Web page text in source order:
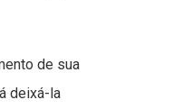
de sua
deixá-la